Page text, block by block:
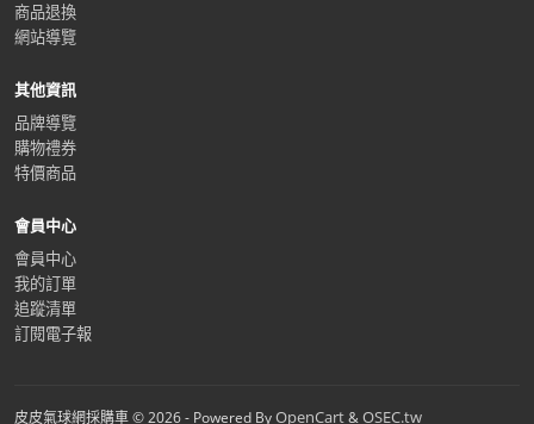
商品退換
網站導覽
其他資訊
品牌導覽
購物禮券
特價商品
會員中心
會員中心
我的訂單
追蹤清單
訂閱電子報
皮皮氣球網採購車 © 2026 - Powered ByOpenCart&OSEC.tw